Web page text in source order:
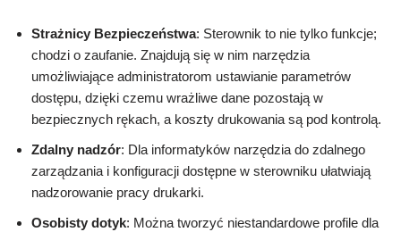
Strażnicy Bezpieczeństwa: Sterownik to nie tylko funkcje;
chodzi o zaufanie. Znajdują się w nim narzędzia
umożliwiające administratorom ustawianie parametrów
dostępu, dzięki czemu wrażliwe dane pozostają w
bezpiecznych rękach, a koszty drukowania są pod kontrolą.
Zdalny nadzór: Dla informatyków narzędzia do zdalnego
zarządzania i konfiguracji dostępne w sterowniku ułatwiają
nadzorowanie pracy drukarki.
Osobisty dotyk: Można tworzyć niestandardowe profile dla